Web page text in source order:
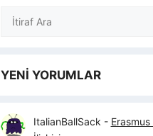
Ara
YENİ YORUMLAR
ItalianBallSack -